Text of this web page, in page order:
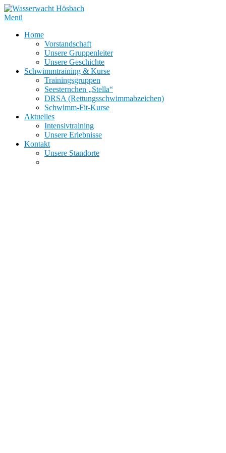
Zum
Inhalt
Menü
Home
Vorstandschaft
Unsere Gruppenleiter
Unsere Geschichte
Schwimmtraining & Kurse
Trainingsgruppen
Seesternchen „Stella“
DRSA (Rettungsschwimmabzeichen)
Schwimm-Fit-Kurse
Aktuelles
Intensivtraining
Unsere Erlebnisse
Kontakt
Unsere Standorte